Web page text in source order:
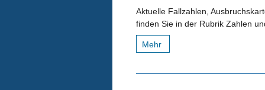
Aktuelle Fallzahlen,
finden Sie in der Rubrik Zahlen
Mehr